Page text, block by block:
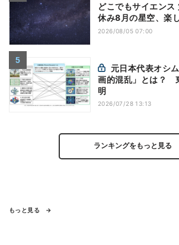
どこでもサイエン
休み8月の星空、楽
2026/08/05 07:00
画的混乱」とは？
明
2026/07/28 13:13
ランキングをもっと見る
もっと見る